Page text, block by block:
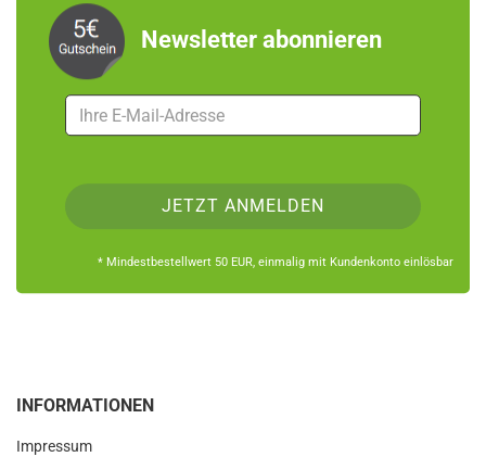
Newsletter abonnieren
* Mindestbestellwert 50 EUR, einmalig mit Kundenkonto einlösbar
INFORMATIONEN
Impressum